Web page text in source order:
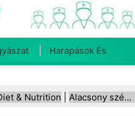
Harapások És
Családi
& Nutrition Alacsony szénhidráttartalmú diéták